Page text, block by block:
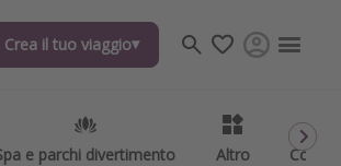
Crea il tuo viaggio
e parchi divertimento Altro Codici
Crea il tuo viaggio
e parchi divertimento Altro Codici